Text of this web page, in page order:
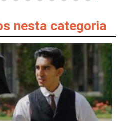
nesta categoria